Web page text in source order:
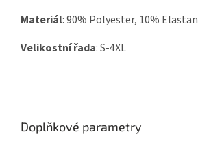
Materiál: 90% Polyester, 10% Elastan
Velikostní řada: S-4XL
Doplňkové parametry